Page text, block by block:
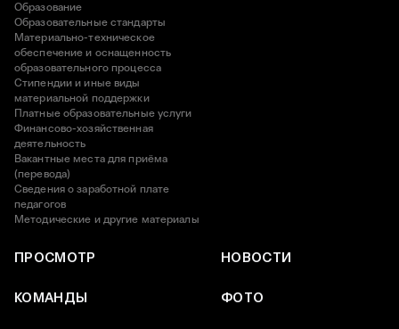
Образование
Образовательные стандарты
Материально-техническое
обеспечение и оснащенность
образовательного процесса
Стипендии и иные виды
материальной поддержки
Платные образовательные услуги
Финансово-хозяйственная
деятельность
Вакантные места для приёма
(перевода)
Сведения о заработной плате
педагогов
Методические и другие материалы
ПРОСМОТР НОВОСТИ
КОМАНДЫ ФОТО